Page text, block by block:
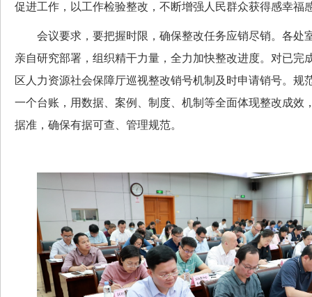
促进工作，以工作检验整改，不断增强人民群众获得感幸福
会议要求，要把握时限，确保整改任务应销尽销。各处
亲自研究部署，组织精干力量，全力加快整改进度。对已完
区人力资源社会保障厅巡视整改销号机制及时申请销号。规
一个台账，用数据、案例、制度、机制等全面体现整改成效
据准，确保有据可查、管理规范。